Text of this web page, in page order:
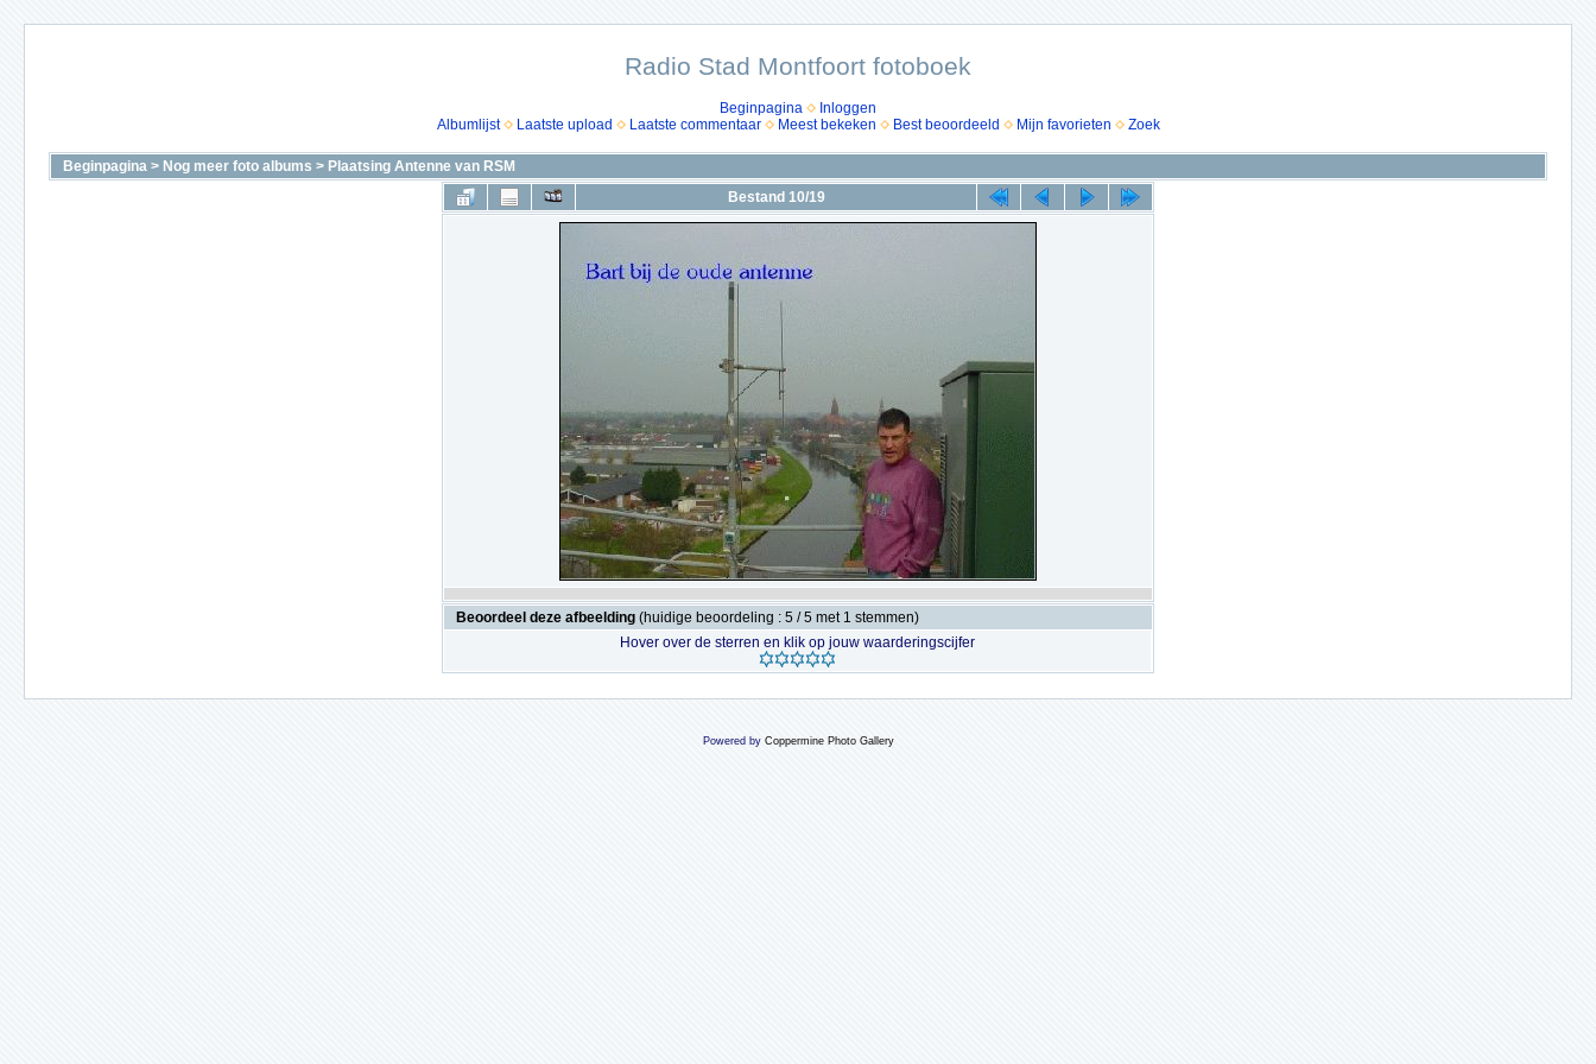
Radio Stad Montfoort fotoboek
Beginpagina
Inloggen
Albumlijst
Laatste upload Laatste commentaar Meest bekeken Best beoordeeld Mijn favorieten Zoek
Beginpagina > Nog meer foto albums > Plaatsing Antenne van RSM
Bestand 10/19
Beoordeel deze afbeelding (huidige beoordeling : 5 / 5 met 1 stemmen)
Hover over de sterren en klik op jouw waarderingscijfer
Powered by Coppermine Photo Gallery